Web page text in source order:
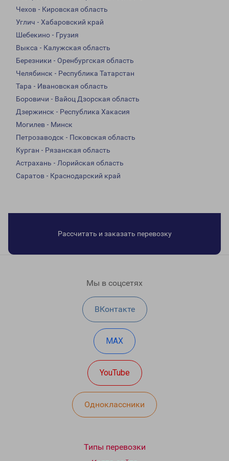
Чехов - Кировская область
Углич - Хабаровский край
Шебекино - Грузия
Выкса - Калужская область
Березники - Оренбургская область
Челябинск - Республика Татарстан
Тара - Ивановская область
Боровичи - Вайоц Дзорская область
Дзержинск - Республика Хакасия
Могилев - Минск
Петрозаводск - Псковская область
Курган - Рязанская область
Астрахань - Лорийская область
Саратов - Краснодарский край
Рассчитать и заказать перевозку
Мы в соцсетях
ВКонтакте
MAX
YouTube
Одноклассники
Типы перевозки